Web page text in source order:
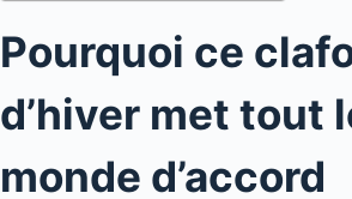
Pourquoi ce
d’hiver met tout
monde d’accord